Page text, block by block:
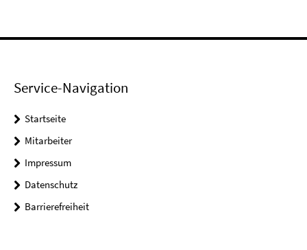
Service-Navigation
Startseite
Mitarbeiter
Impressum
Datenschutz
Barrierefreiheit